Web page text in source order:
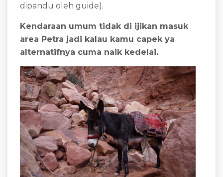
dipandu oleh guide).
Kendaraan umum tidak di ijikan masuk
area Petra jadi kalau kamu capek ya
alternatifnya cuma naik kedelai.